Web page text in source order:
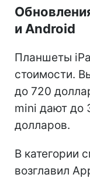
и Android
Планшеты
стоимости.
до 720
mini дают до
долларов.
В категории
возглавил